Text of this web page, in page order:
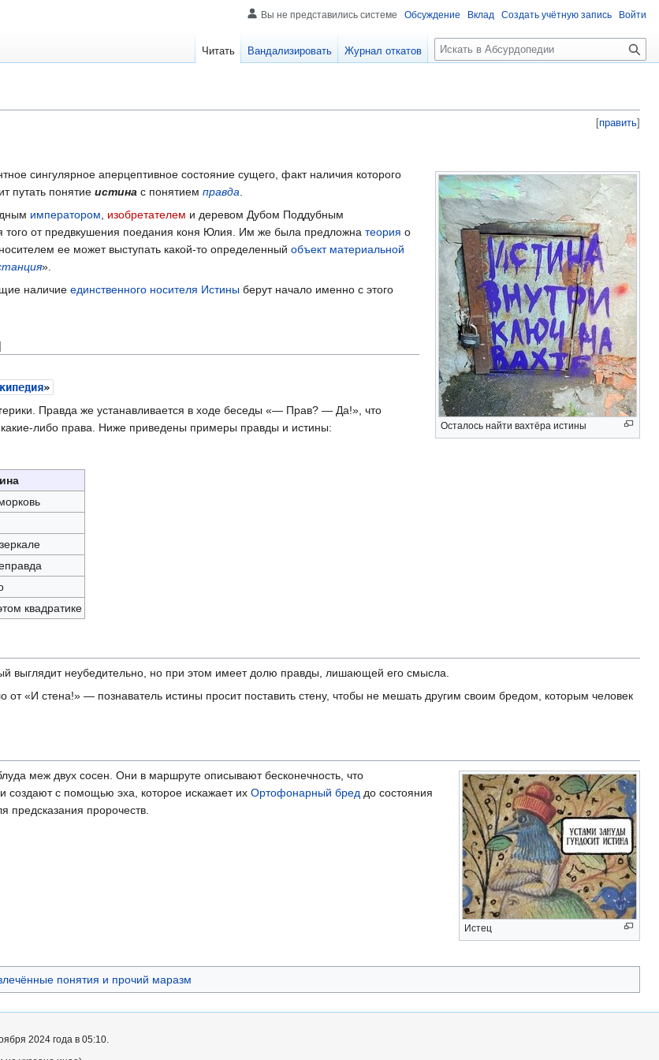
[править]
Осталось найти вахтёра истины
сингулярное аперцептивное состояние сущего, факт наличия которого
путать понятие истина с понятием правда.
императором, изобретателем и деревом Дубом Поддубным
того от предвкушения поедания коня Юлия. Им же была предложна теория о
ее может выступать какой-то определенный объект материальной
».
наличие единственного носителя Истины берут начало именно с этого
»
ерики. Правда же устанавливается в ходе беседы «— Прав? — Да!», что
какие-либо права. Ниже приведены примеры правды и истины:
квадратике
выглядит неубедительно, но при этом имеет долю правды, лишающей его смысла.
от «И стена!» — познаватель истины просит поставить стену, чтобы не мешать другим своим бредом, которым человек
Истец
меж двух сосен. Они в маршруте описывают бесконечность, что
создают с помощью эха, которое искажает их Ортофонарный бред до состояния
предсказания пророчеств.
понятия и прочий маразм
Вы не представились системе Обсуждение Вклад Создать учётную запись Войти
Читать Вандализировать Журнал откатов
П
о
к
2024 года в 05:10.